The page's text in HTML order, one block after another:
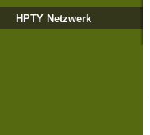
HPTY Netzwerk